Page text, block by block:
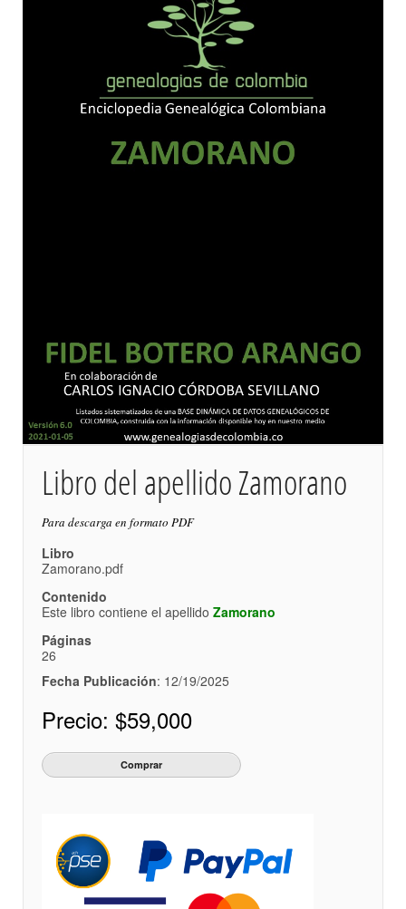
Libro del apellido Zamorano
Para descarga en formato PDF
Libro
Zamorano.pdf
Contenido
Este libro contiene el apellido Zamorano
Páginas
26
Fecha Publicación: 12/19/2025
Precio: $59,000